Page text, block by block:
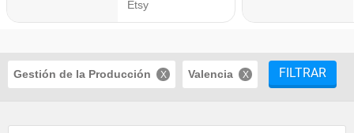
Gestión de la Producción Valencia FILTRAR